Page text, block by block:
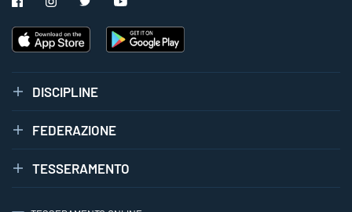
DISCIPLINE
FEDERAZIONE
TESSERAMENTO